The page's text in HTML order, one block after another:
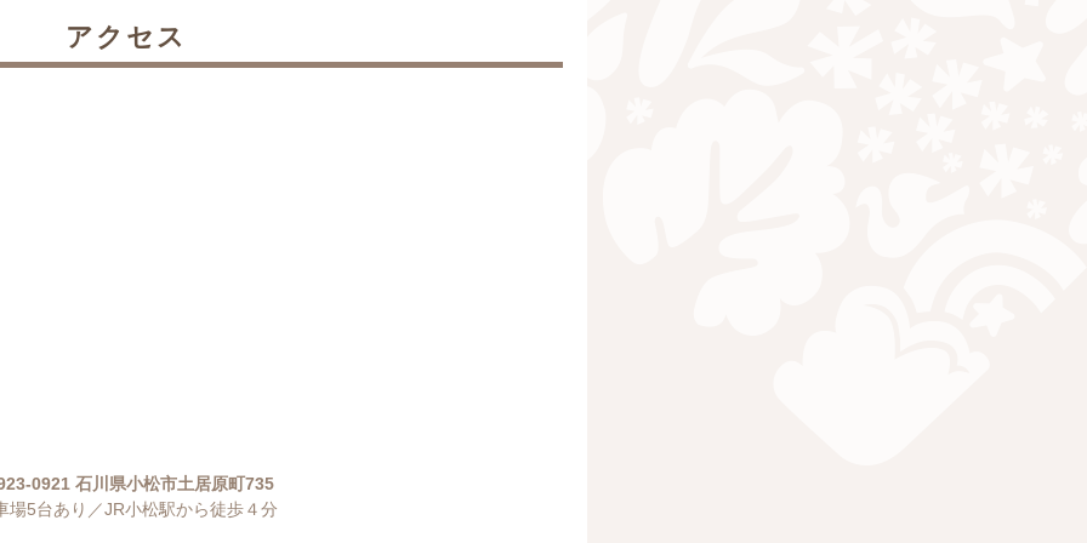
アクセス
0921 石川県小松市土居原町735
場5台あり／JR小松駅から徒歩４分